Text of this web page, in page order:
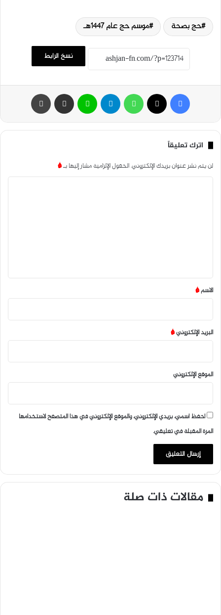
حج بصحة موسم حج عام 1447هـ
نسخ الرابط
اترك تعليقاً
لن يتم نشر عنوان بريدك الإلكتروني.الحقول الإلزامية مشار إليها بـ*
*
الاسم*
البريد الإلكتروني*
الموقع الإلكتروني
احفظ اسمي، بريدي الإلكتروني، والموقع الإلكتروني في هذا المتصفح لاستخدامها
المرة المقبلة في تعليقي.
مقالات ذات صلة